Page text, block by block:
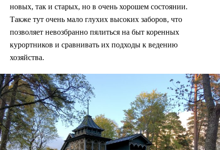
новых, так и старых, но в очень хорошем состоянии.
Также тут очень мало глухих высоких заборов, что
позволяет невозбранно пялиться на быт коренных
курортников и сравнивать их подходы к ведению
хозяйства.